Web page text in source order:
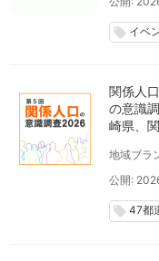
local_offer イベ
関係人
の意識
崎県、
地域ブラ
公開:
local_offer 47都